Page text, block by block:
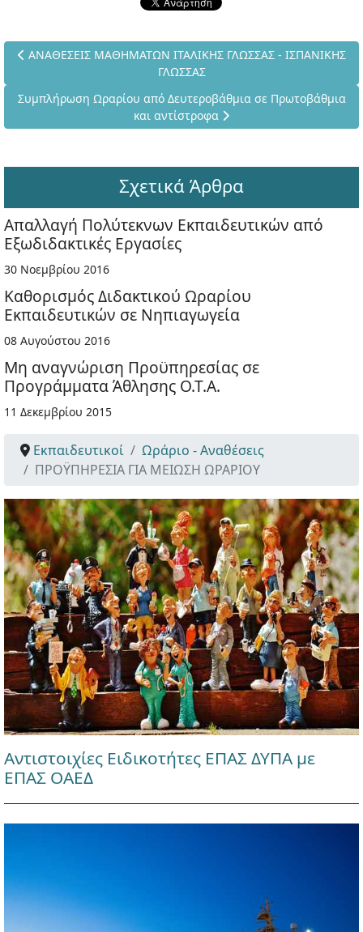
Προηγούμενο άρθρο: ΑΝΑΘΕΣΕΙΣ ΜΑΘΗΜΑΤΩΝ ΙΤΑΛΙΚΗΣ
ΑΝΑΘΕΣΕΙΣ ΜΑΘΗΜΑΤΩΝ ΙΤΑΛΙΚΗΣ ΓΛΩΣΣΑΣ - ΙΣΠΑΝΙΚΗΣ
ΓΛΩΣΣΑΣ
Επόμενο άρθρο: Συμπλήρωση Ωραρίου από Δευτεροβάθμια σε
Συμπλήρωση Ωραρίου από Δευτεροβάθμια σε Πρωτοβάθμια
και αντίστροφα
Σχετικά Άρθρα
Απαλλαγή Πολύτεκνων Εκπαιδευτικών από
Εξωδιδακτικές Εργασίες
30 Νοεμβρίου 2016
Καθορισμός Διδακτικού Ωραρίου
Εκπαιδευτικών σε Νηπιαγωγεία
08 Αυγούστου 2016
Μη αναγνώριση Προϋπηρεσίας σε
Προγράμματα Άθλησης Ο.Τ.Α.
11 Δεκεμβρίου 2015
Εκπαιδευτικοί
Ωράριο - Αναθέσεις
ΠΡΟΫΠΗΡΕΣΙΑ ΓΙΑ ΜΕΙΩΣΗ ΩΡΑΡΙΟΥ
Αντιστοιχίες Ειδικοτήτες ΕΠΑΣ ΔΥΠΑ με
ΕΠΑΣ ΟΑΕΔ